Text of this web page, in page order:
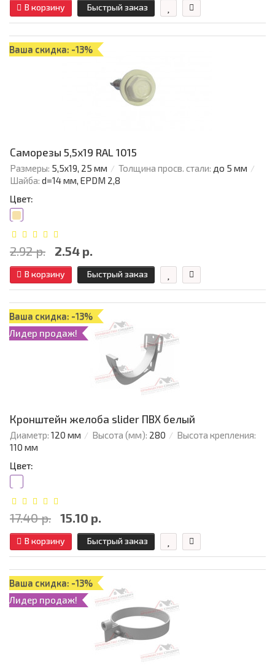
В корзину Быстрый заказ
Ваша скидка: -13%
Саморезы 5,5х19 RAL 1015
Размеры: 5,5х19, 25 мм Толщина просв. стали: до 5 мм
Шайба: d=14 мм, EPDM 2,8
Цвет:
2.92 р. 2.54 р.
В корзину Быстрый заказ
Ваша скидка: -13%
Лидер продаж!
Кронштейн желоба slider ПВХ белый
Диаметр: 120 мм Высота (мм): 280
Высота крепления:
110 мм
Цвет:
17.40 р. 15.10 р.
В корзину Быстрый заказ
Ваша скидка: -13%
Лидер продаж!